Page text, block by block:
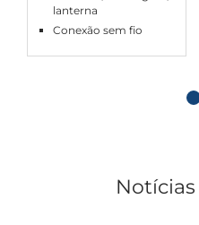
lanterna
Conexão sem fio